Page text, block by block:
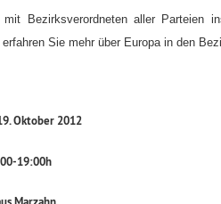
Bezirksverordneten aller Parteien
Sie mehr über Europa in den
Oktober 2012
19:00h